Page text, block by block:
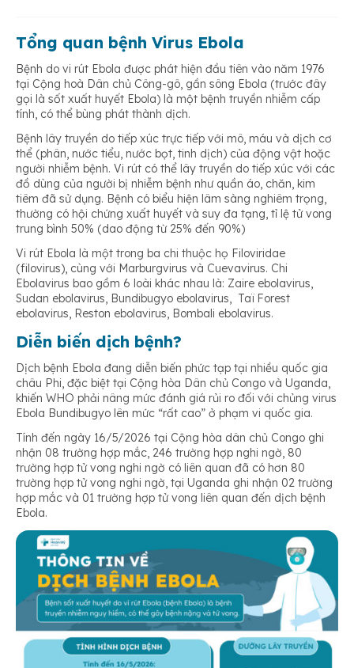
Đối với người bệnh
Đối với người tiếp xúc gần
Tổng quan bệnh Virus Ebola
Bệnh do vi rút Ebola được phát hiện đầu tiên vào năm 1976
tại Cộng hoà Dân chủ Công-gô, gần sông Ebola (trước đây
gọi là sốt xuất huyết Ebola) là một bệnh truyền nhiễm cấp
tính, có thể bùng phát thành dịch.
Bệnh lây truyền do tiếp xúc trực tiếp với mô, máu và dịch cơ
thể (phân, nước tiểu, nước bọt, tinh dịch) của động vật hoặc
người nhiễm bệnh. Vi rút có thể lây truyền do tiếp xúc với các
đồ dùng của người bị nhiễm bệnh như quần áo, chăn, kim
tiêm đã sử dụng. Bệnh có biểu hiện lâm sàng nghiêm trọng,
thường có hội chứng xuất huyết và suy đa tạng, tỉ lệ tử vong
trung bình 50% (dao động từ 25% đến 90%)
Vi rút Ebola là một trong ba chi thuộc họ Filoviridae
(filovirus), cùng với Marburgvirus và Cuevavirus. Chi
Ebolavirus bao gồm 6 loài khác nhau là: Zaire ebolavirus,
Sudan ebolavirus, Bundibugyo ebolavirus, Taï Forest
ebolavirus, Reston ebolavirus, Bombali ebolavirus.
Diễn biến dịch bệnh?
Dịch bệnh Ebola đang diễn biến phức tạp tại nhiều quốc gia
châu Phi, đặc biệt tại Cộng hòa Dân chủ Congo và Uganda,
khiến WHO phải nâng mức đánh giá rủi ro đối với chủng virus
Ebola Bundibugyo lên mức “rất cao” ở phạm vi quốc gia.
Tính đến ngày 16/5/2026 tại Cộng hòa dân chủ Congo ghi
nhận 08 trường hợp mắc, 246 trường hợp nghi ngờ, 80
trường hợp tử vong nghi ngờ có liên quan đã có hơn 80
trường hợp tử vong nghi ngờ, tại Uganda ghi nhận 02 trường
hợp mắc và 01 trường hợp tử vong liên quan đến dịch bệnh
Ebola.